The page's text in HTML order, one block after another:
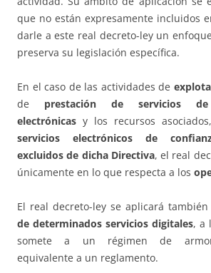
que no están expresamente incluidos
darle a este real decreto-ley un
preserva su legislación específica.
En el caso de las actividades de
de prestación de servicios de
electrónicas y los recursos
servicios electrónicos de
excluidos de dicha Directiva, el real
únicamente en lo que respecta a los
El real decreto-ley se aplicará
de determinados servicios digitales, a
somete a un régimen de
equivalente a un reglamento.